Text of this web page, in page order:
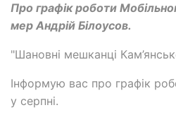
Про графік роботи
мер Андрій Білоусов.
"Шановні мешканці
Інформую вас про графік
у серпні.